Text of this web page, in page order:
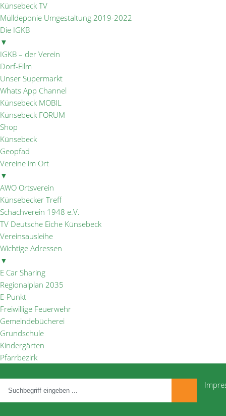
Künsebeck TV
Mülldeponie Umgestaltung 2019-2022
Die IGKB
▼
IGKB – der Verein
Dorf-Film
Unser Supermarkt
Whats App Channel
Künsebeck MOBIL
Künsebeck FORUM
Shop
Künsebeck
Geopfad
Vereine im Ort
▼
AWO Ortsverein
Künsebecker Treff
Schachverein 1948 e.V.
TV Deutsche Eiche Künsebeck
Vereinsausleihe
Wichtige Adressen
▼
E Car Sharing
Regionalplan 2035
E-Punkt
Freiwillige Feuerwehr
Gemeindebücherei
Grundschule
Kindergärten
Pfarrbezirk